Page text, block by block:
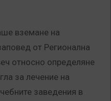
вземане на
от Регионална
относно определяне
за лечение на
заведения в